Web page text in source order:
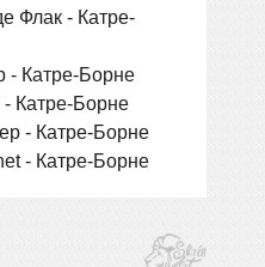
Флак - Катре-
- Катре-Борне
Катре-Борне
- Катре-Борне
- Катре-Борне